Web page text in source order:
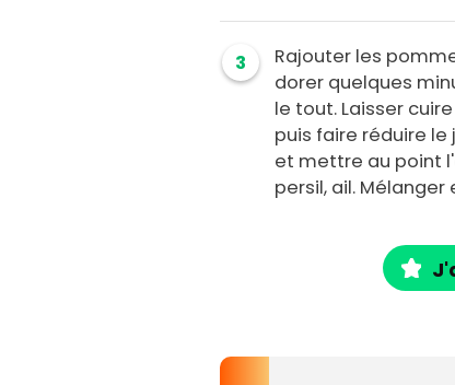
3
Rajouter les
dorer quelques
le tout. Laisser
puis faire réduire le
et mettre au point
persil, ail.